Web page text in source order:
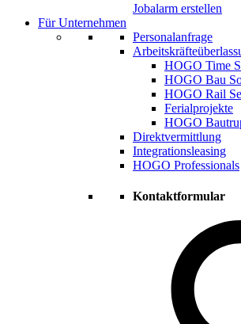
Jobalarm erstellen
Für Unternehmen
Personalanfrage
HOGO Time
HOGO Bau
HOGO Rail
Ferialprojekte
HOGO
Direktvermittlung
Integrationsleasing
HOGO Professionals
Kontaktformular